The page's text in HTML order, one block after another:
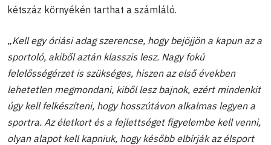
kétszáz környékén tarthat a számláló.
„Kell egy óriási adag szerencse, hogy bejöjjön a kapun az a
sportoló, akiből aztán klasszis lesz. Nagy fokú
felelősségérzet is szükséges, hiszen az első években
lehetetlen megmondani, kiből lesz bajnok, ezért mindenkit
úgy kell felkészíteni, hogy hosszútávon alkalmas legyen a
sportra. Az életkort és a fejlettséget figyelembe kell venni,
olyan alapot kell kapniuk, hogy később elbírják az élsport